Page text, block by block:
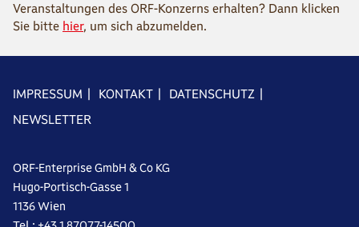
Veranstaltungen des ORF-Konzerns erhalten? Dann klicken
Sie bitte hier, um sich abzumelden.
IMPRESSUM | KONTAKT | DATENSCHUTZ |
NEWSLETTER
ORF-Enterprise GmbH & Co KG
Hugo-Portisch-Gasse 1
1136 Wien